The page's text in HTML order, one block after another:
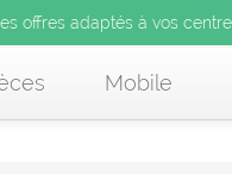
des offres adaptés à vos
Mobile
offres adaptés à vos
offres adaptés à vos